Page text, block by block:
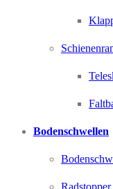
Bodenschwellen
Radstopper